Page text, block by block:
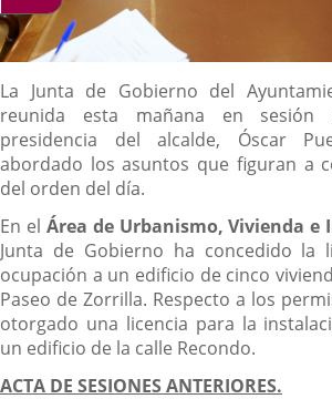
Descripción
La Junta de Gobierno del
reunida esta mañana en sesión
presidencia del alcalde, Óscar
abordado los asuntos que figuran a
del orden del día.
En el Área de Urbanismo, Vivienda
Junta de Gobierno ha concedido la
ocupación a un edificio de cinco
Paseo de Zorrilla. Respecto a los
otorgado una licencia para la
un edificio de la calle Recondo.
ACTA DE SESIONES ANTERIORES.